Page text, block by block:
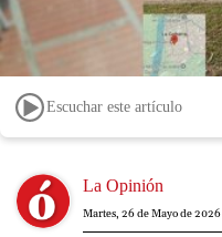
Escuchar este artículo
Image La Opinión
Martes, 26 de Mayo de 2026